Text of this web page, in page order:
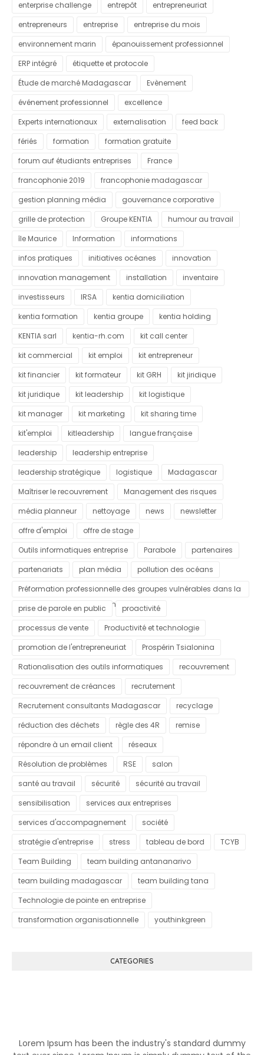
enterprise challenge entrepôt
entrepreneuriat
entrepreneurs
entreprise
entreprise du mois
environnement marin
épanouissement professionnel
ERP intégré
étiquette et protocole
Étude de marché Madagascar
Evènement
événement professionnel
excellence
Experts internationaux
externalisation
feed back
fériés
formation
formation gratuite
forum auf étudiants entreprises
France
francophonie 2019
francophonie madagascar
gestion planning média
gouvernance corporative
grille de protection
Groupe KENTIA
humour au travail
île Maurice
Information
informations
infos pratiques
initiatives océanes
innovation
innovation management
installation
inventaire
investisseurs
IRSA
kentia domiciliation
kentia formation
kentia groupe
kentia holding
KENTIA sarl
kentia-rh.com
kit call center
kit commercial
kit emploi
kit entrepreneur
kit financier
kit formateur kit GRH
kit jiridique
kit juridique
kit leadership
kit logistique
kit manager
kit marketing
kit sharing time
kit'emploi
kitleadership
langue française
leadership
leadership entreprise
leadership stratégique
logistique
Madagascar
Maîtriser le recouvrement
Management des risques
média planneur
nettoyage news
newsletter
offre d'emploi
offre de stage
Outils informatiques entreprise
Parabole
partenaires
partenariats
plan média
pollution des océans
Préformation professionnelle des groupes vulnérables dans la
commune urbaine d'Antananarivo
prise de parole en public
proactivité
processus de vente
Productivité et technologie
promotion de l'entrepreneuriat
Prospérin Tsialonina
Rationalisation des outils informatiques
recouvrement
recouvrement de créances
recrutement
Recrutement consultants Madagascar
recyclage
réduction des déchets
règle des 4R
remise
répondre à un email client
réseaux
Résolution de problèmes
RSE
salon
santé au travail
sécurité
sécurité au travail
sensibilisation
services aux entreprises
services d'accompagnement
société
stratégie d'entreprise
stress tableau de bord
TCYB
Team Building
team building antananarivo
team building madagascar
team building tana
Technologie de pointe en entreprise
transformation organisationnelle
youthinkgreen
CATEGORIES
Lorem Ipsum has been the industry's standard dummy